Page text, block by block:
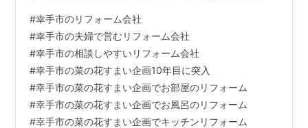
など妻と間違えることもある私です。 小学校卒業までに
１６０ｃｍまでいきそうな予感が。 でも身体だけでなく
心の面も成長がみられます。 先日は庭の草刈りを妻と一
緒に手伝ってくれました。 「よしやろう！」と決めると
キッチリやってくれる性格。 ↑ 芝刈り機を使いこなし頑
張ってくれました そし…
#幸手市のリフォーム会社
#幸手市の夫婦で営むリフォーム会社
#幸手市の相談しやすいリフォーム会社
#幸手市の菜の花すまい企画10年目に突入
#幸手市の菜の花すまい企画でお部屋のリフォーム
#幸手市の菜の花すまい企画でお風呂のリフォーム
#幸手市の菜の花すまい企画でキッチンリフォーム